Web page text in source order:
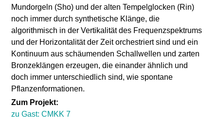
Mundorgeln (Sho) und der alten Tempelglocken (Rin)
noch immer durch synthetische Klänge, die
algorithmisch in der Vertikalität des Frequenzspektrums
und der Horizontalität der Zeit orchestriert sind und ein
Kontinuum aus schäumenden Schallwellen und zarten
Bronzeklängen erzeugen, die einander ähnlich und
doch immer unterschiedlich sind, wie spontane
Pflanzenformationen.
Zum Projekt:
zu Gast: CMKK 7